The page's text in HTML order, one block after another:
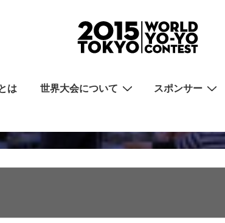
は 世界大会について スポンサー